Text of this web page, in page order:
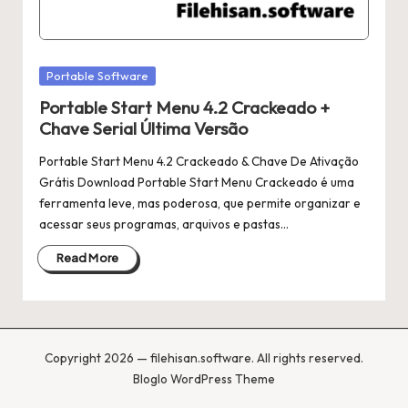
Posted
Portable Software
Portable Start Menu 4.2 Crackeado +
Chave Serial Última Versão
Portable Start Menu 4.2 Crackeado & Chave De Ativação
Grátis Download Portable Start Menu Crackeado é uma
ferramenta leve, mas poderosa, que permite organizar e
acessar seus programas, arquivos e pastas…
Read More
Copyright 2026 — filehisan.software. All rights reserved.
Bloglo WordPress Theme